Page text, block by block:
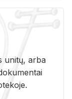
unitų, arba